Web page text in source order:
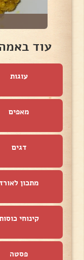
עוד
עוגות
מאפים
דגים
מתכון לאורז
קינוחי
פסטה